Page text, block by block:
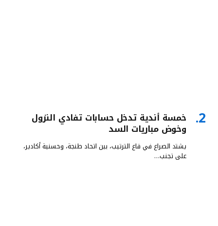
خمسة أندية تدخل حسابات تفادي النزول
وخوض مباريات السد
يشتد الصراع في قاع الترتيب، بين اتحاد طنجة، وحسنية أكادير،
على تجنب…